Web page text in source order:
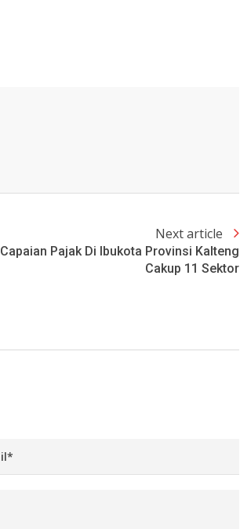
Next article
Capaian Pajak Di Ibukota Provinsi Kalteng
Cakup 11 Sektor